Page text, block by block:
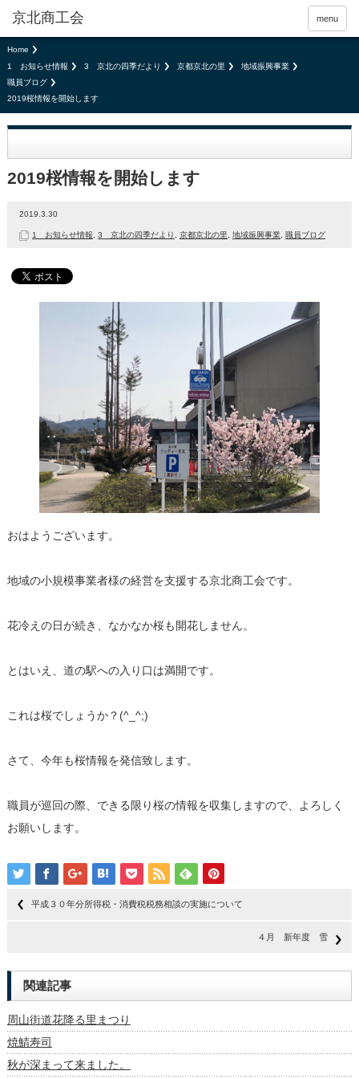
京北商工会 menu
Home
1 お知らせ情報
3 京北の四季だより 京都京北の里
地域振興事業
職員ブログ
2019桜情報を開始します
2019桜情報を開始します
2019.3.30
1 お知らせ情報 3 京北の四季だより 京都京北の里 地域振興事業, 職員ブログ
おはようございます。
地域の小規模事業者様の経営を支援する京北商工会です。
花冷えの日が続き、なかなか桜も開花しません。
とはいえ、道の駅への入り口は満開です。
これは桜でしょうか？(^_^;)
さて、今年も桜情報を発信致します。
職員が巡回の際、できる限り桜の情報を収集しますので、よろしく
お願いします。
平成３０年分所得税・消費税税務相談の実施について
４月 新年度 雪
関連記事
周山街道花降る里まつり
焼鯖寿司
秋が深まって来ました。